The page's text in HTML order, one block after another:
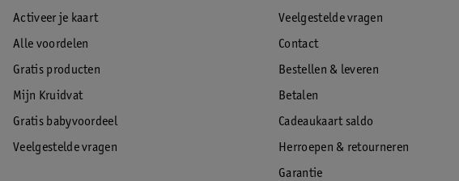
Activeer je kaart
Alle voordelen
Gratis producten
Mijn Kruidvat
Gratis babyvoordeel
Veelgestelde vragen
Veelgestelde vragen
Contact
Bestellen & leveren
Betalen
Cadeaukaart saldo
Herroepen & retourneren
Garantie